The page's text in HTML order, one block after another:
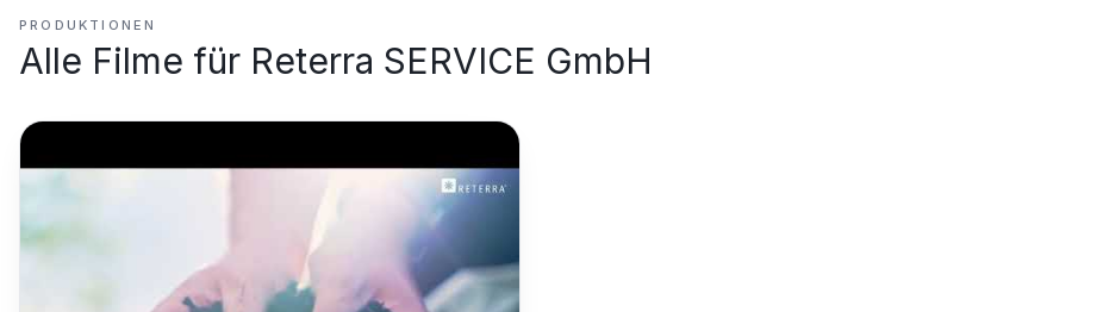
PRODUKTIONEN
Alle Filme für Reterra SERVICE GmbH